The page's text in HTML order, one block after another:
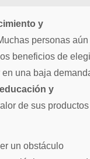
y
personas aún
beneficios de
una baja
educación y
de sus
un obstáculo